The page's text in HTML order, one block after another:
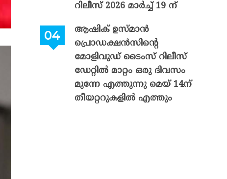
റിലീസ് 2026 മാർച്ച് 19 ന്
ആഷിക് ഉസ്മാൻ
പ്രൊഡക്ഷൻസിന്റെ
മോളിവുഡ് ടൈംസ് റിലീസ്
ഡേറ്റിൽ മാറ്റം ഒരു ദിവസം
മുന്നേ എത്തുന്നു മെയ് 14ന്
തീയറ്ററുകളിൽ എത്തും